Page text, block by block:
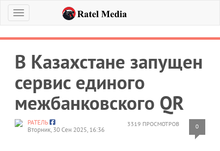
Меню
В Казахстане запущен
сервис единого
межбанковского QR
3319 ПРОСМОТРОВ 0
РАТЕЛЬ
Вторник, 30 Сен 2025, 16:36